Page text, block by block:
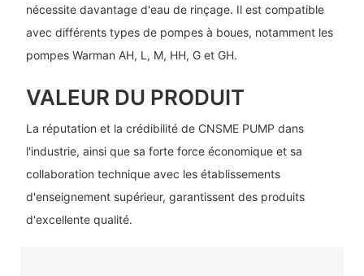
nécessite davantage d'eau de rinçage. Il est compatible
avec différents types de pompes à boues, notamment les
pompes Warman AH, L, M, HH, G et GH.
VALEUR DU PRODUIT
La réputation et la crédibilité de CNSME PUMP dans
l'industrie, ainsi que sa forte force économique et sa
collaboration technique avec les établissements
d'enseignement supérieur, garantissent des produits
d'excellente qualité.